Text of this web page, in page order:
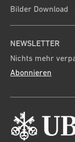
Bilder Download
NEWSLETTER
Nichts mehr
Abonnieren